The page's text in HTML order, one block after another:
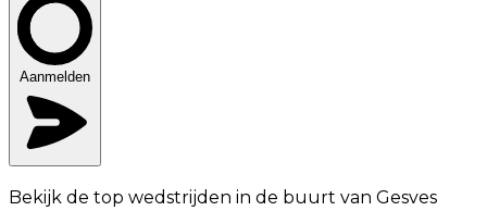
Aanmelden
Bekijk de top wedstrijden in de buurt van Gesves